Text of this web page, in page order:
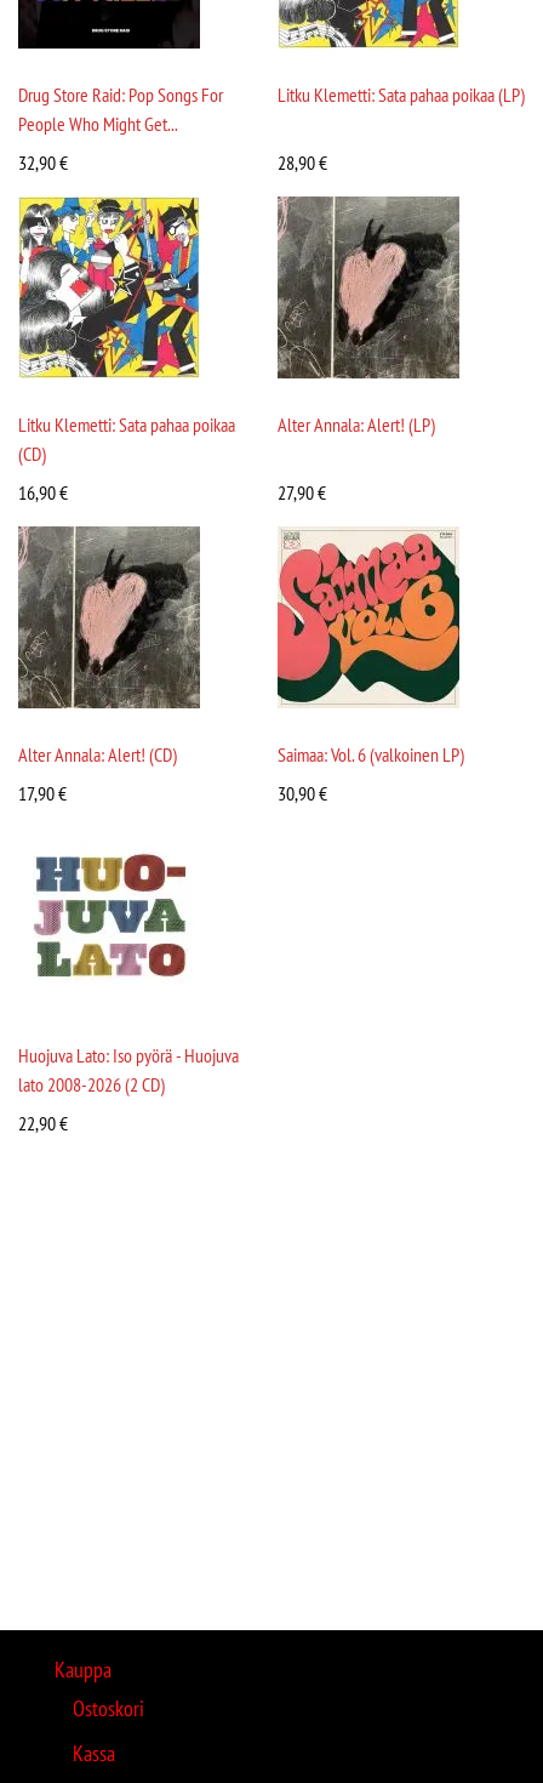
Drug Store Raid: Pop Songs For
People Who Might Get...
32,90€
Litku Klemetti: Sata pahaa poikaa (LP)
28,90€
Litku Klemetti: Sata pahaa poikaa
(CD)
16,90€
Alter Annala: Alert! (LP)
27,90€
Alter Annala: Alert! (CD)
17,90€
Saimaa: Vol. 6 (valkoinen LP)
30,90€
Huojuva Lato: Iso pyörä - Huojuva
lato 2008-2026 (2 CD)
22,90€
Kauppa
Ostoskori
Kassa